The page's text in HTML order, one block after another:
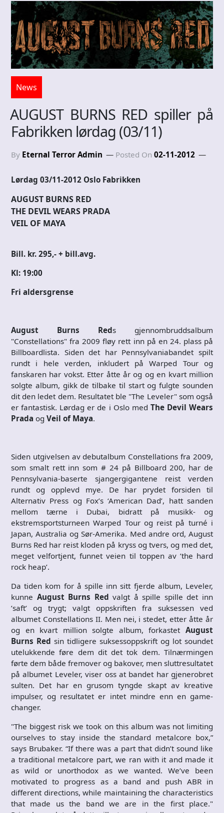
News
AUGUST BURNS RED spiller på
Fabrikken lørdag (03/11)
By Eternal Terror Admin Posted On 02-11-2012
Lørdag 03/11-2012 Oslo Fabrikken
AUGUST BURNS RED
THE DEVIL WEARS PRADA
VEIL OF MAYA
Bill. kr. 295,- + bill.avg.
Kl: 19:00
Fri aldersgrense
August Burns Reds gjennombruddsalbum
"Constellations" fra 2009 fløy rett inn på en 24. plass på
Billboardlista. Siden det har Pennsylvaniabandet spilt
rundt i hele verden, inkludert på Warped Tour og
fanskaren har vokst. Etter åtte år og og en kvart million
solgte album, gikk de tilbake til start og fulgte sounden
dit den ledet dem. Resultatet ble "The Leveler" som også
er fantastisk. Lørdag er de i Oslo med The Devil Wears
Prada og Veil of Maya.
Siden utgivelsen av debutalbum Constellations fra 2009,
som smalt rett inn som # 24 på Billboard 200, har de
Pennsylvania-baserte sjangergigantene reist verden
rundt og opplevd mye. De har prydet forsiden til
Alternativ Press og Fox’s ‘American Dad’, hatt sanden
mellom tærne i Dubai, bidratt på musikk- og
ekstremsportsturneen Warped Tour og reist på turné i
Japan, Australia og Sør-Amerika. Med andre ord, August
Burns Red har reist kloden på kryss og tvers, og med det,
meget velfortjent, funnet veien til toppen av ’the hard
rock heap’.
Da tiden kom for å spille inn sitt fjerde album, Leveler,
kunne August Burns Red valgt å spille spille det inn
’saft’ og trygt; valgt oppskriften fra suksessen ved
albumet Constellations II. Men nei, i stedet, etter åtte år
og en kvart million solgte album, forkastet August
Burns Red sin tidligere suksessoppskrift og lot soundet
utelukkende føre dem dit det tok dem. Tilnærmingen
førte dem både fremover og bakover, men sluttresultatet
på albumet Leveler, viser oss at bandet har gjenerobret
sulten. Det har en grusom tyngde skapt av kreative
impulser, og resultatet er intet mindre enn en game-
changer.
"The biggest risk we took on this album was not limiting
ourselves to stay inside the standard metalcore box,”
says Brubaker. “If there was a part that didn’t sound like
a traditional metalcore part, we ran with it and made it
as wild or unorthodox as we wanted. We’ve been
motivated to progress as a band and push ABR in
different directions, while maintaining the characteristics
that made us the band we are in the first place."